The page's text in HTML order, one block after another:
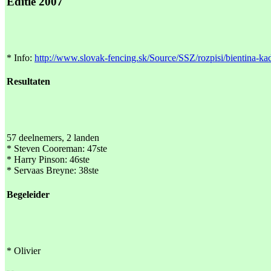
* Info: http://www.slovak-fencing.sk/Source/SSZ/rozpisi/bientina-
Resultaten
57 deelnemers, 2 landen
* Steven Cooreman: 47ste
* Harry Pinson: 46ste
* Servaas Breyne: 38ste
Begeleider
* Olivier